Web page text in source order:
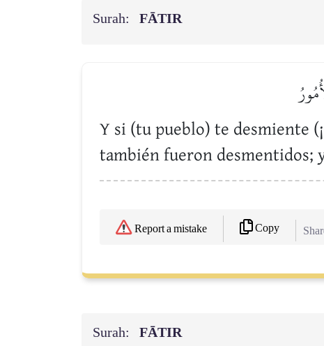
Surah: FĀTIR
Y si (tu pueblo) te desmiente
también fueron desmentidos;
Report a mistake Copy
Surah: FĀTIR